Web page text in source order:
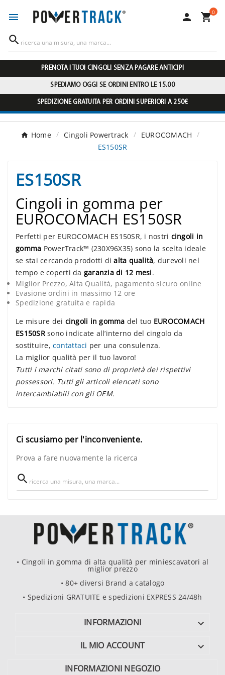
  0

PRENOTA I TUOI CINGOLI SENZA PAGARE ANTICIPI
SPEDIAMO OGGI SE ORDINI ENTRO LE 15.00
SPEDIZIONE GRATUITA PER ORDINI SUPERIORI A 250€
Home Cingoli Powertrack
EUROCOMACH
ES150SR
ES150SR
Cingoli in gomma per
EUROCOMACH ES150SR
Perfetti per EUROCOMACH ES150SR, i nostri cingoli in
gomma PowerTrack™ (230X96X35) sono la scelta ideale
se stai cercando prodotti dialta qualità, durevoli nel
tempo e coperti da garanzia di 12 mesi.
Miglior Prezzo, Alta Qualità, pagamento sicuro online
Evasione ordini in massimo 12 ore
Spedizione gratuita e rapida
Le misure dei cingoli in gomma del tuo EUROCOMACH
ES150SRsono indicate all’interno del cingolo da
sostituire, contattaci per una consulenza.
La miglior qualità per il tuo lavoro!
Tutti i marchi citati sono di proprietà dei rispettivi
possessori. Tutti gli articoli elencati sono
intercambiabili con gli OEM.
Ci scusiamo per l'inconveniente.
Prova a fare nuovamente la ricerca

• Cingoli in gomma di alta qualità per miniescavatori al
miglior prezzo
• 80+ diversi Brand a catalogo
• Spedizioni GRATUITE e spedizioni EXPRESS 24/48h
INFORMAZIONI 
IL MIO ACCOUNT 
INFORMAZIONI NEGOZIO